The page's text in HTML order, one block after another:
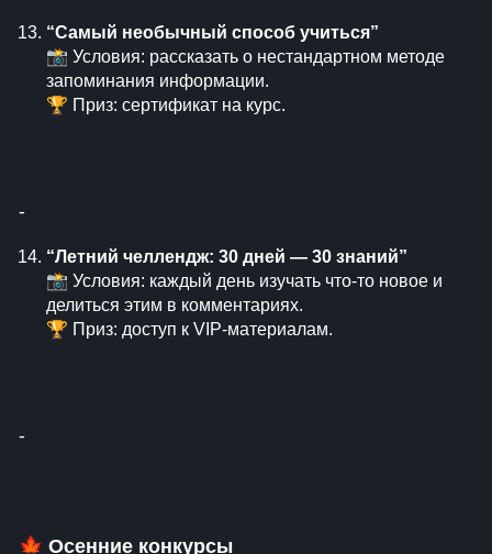
“Самый необычный способ учиться”
📸 Условия: рассказать о нестандартном методе
запоминания информации.
🏆 Приз: сертификат на курс.
⁃
“Летний челлендж: 30 дней — 30 знаний”
📸 Условия: каждый день изучать что-то новое и
делиться этим в комментариях.
🏆 Приз: доступ к VIP-материалам.
⁃
🍁 Осенние конкурсы